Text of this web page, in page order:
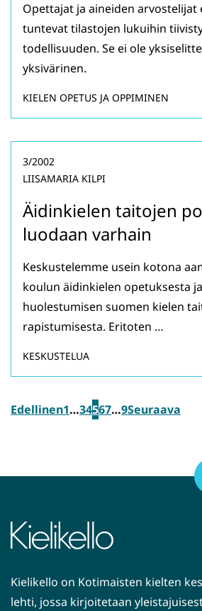
Opettajat ja aineiden arvostelijat
tuntevat tilastojen lukuihin
todellisuuden. Se ei ole
yksivärinen.
KIELEN OPETUS JA OPPIMINEN
Äidinkielen taitojen
luodaan varhain
3/2002
LIISAMARIA KILPI
Keskustelemme usein kotona
koulun äidinkielen opetuksesta
huolestumisen suomen kielen
rapistumisesta. Eritoten …
KESKUSTELUA
Edellinen1…34567…9Seuraava
Kielikello on Kotimaisten kielten
lehti, jossa kirjoitetaan